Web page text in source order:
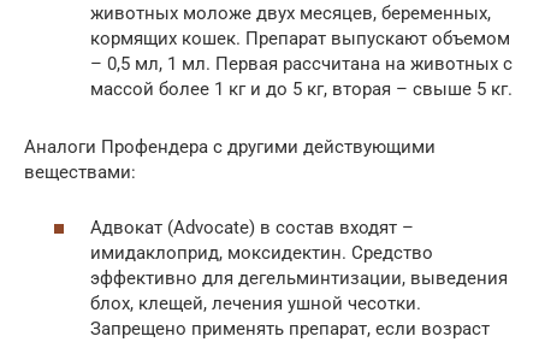
животных моложе двух месяцев, беременных,
кормящих кошек. Препарат выпускают объемом
– 0,5 мл, 1 мл. Первая рассчитана на животных с
массой более 1 кг и до 5 кг, вторая – свыше 5 кг.
Аналоги Профендера с другими действующими
веществами:
Адвокат (Advocate) в состав входят –
имидаклоприд, моксидектин. Средство
эффективно для дегельминтизации, выведения
блох, клещей, лечения ушной чесотки.
Запрещено применять препарат, если возраст